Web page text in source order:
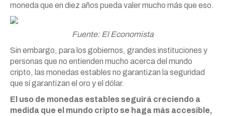
moneda que en diez años pueda valer mucho más que eso.
Fuente: El Economista
Sin embargo, para los gobiernos, grandes instituciones y
personas que no entienden mucho acerca del mundo
cripto, las monedas estables no garantizan la seguridad
que sí garantizan el oro y el dólar.
El uso de monedas estables seguirá creciendo a
medida que el mundo cripto se haga más accesible,